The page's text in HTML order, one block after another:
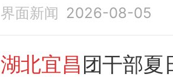
界面新闻 2026-08-05
湖北宜昌团干部夏